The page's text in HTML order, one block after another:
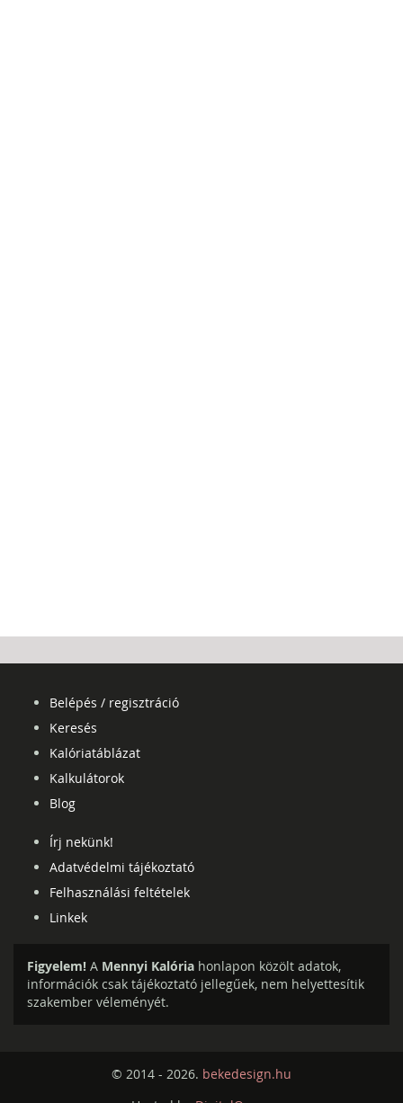
Belépés / regisztráció
Keresés
Kalóriatáblázat
Kalkulátorok
Blog
Írj nekünk!
Adatvédelmi tájékoztató
Felhasználási feltételek
Linkek
Figyelem! A Mennyi Kalória honlapon közölt adatok,
információk csak tájékoztató jellegűek, nem helyettesítik
szakember véleményét.
© 2014 - 2026. bekedesign.hu